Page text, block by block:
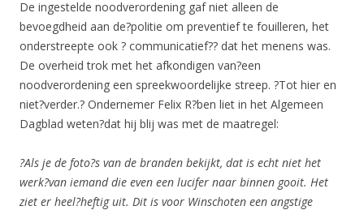
De ingestelde noodverordening gaf niet alleen de
bevoegdheid aan de?politie om preventief te fouilleren, het
onderstreepte ook ? communicatief?? dat het menens was.
De overheid trok met het afkondigen van?een
noodverordening een spreekwoordelijke streep. ?Tot hier en
niet?verder.? Ondernemer Felix R?ben liet in het Algemeen
Dagblad weten?dat hij blij was met de maatregel:
?Als je de foto?s van de branden bekijkt, dat is echt niet het
werk?van iemand die even een lucifer naar binnen gooit. Het
ziet er heel?heftig uit. Dit is voor Winschoten een angstige